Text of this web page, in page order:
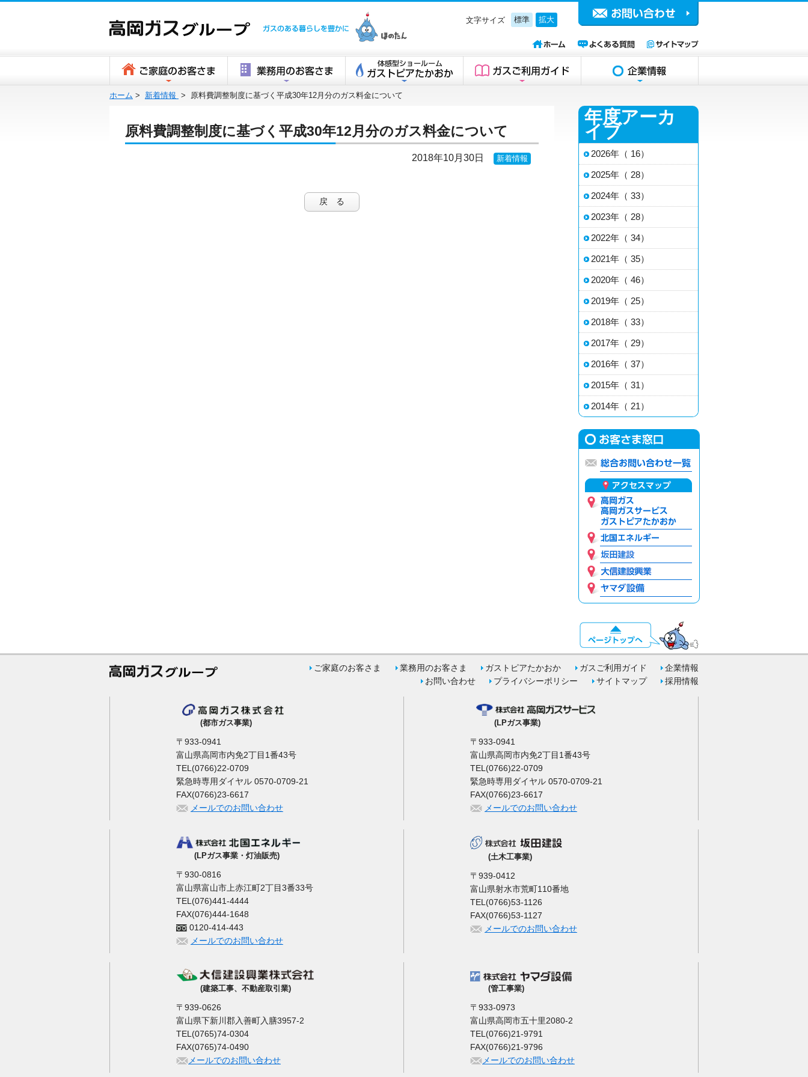
高岡ガスグループ
拡大
標準
文字サイズ
ホーム > 新着情報 > 原料費調整制度に基づく平成30年12月分のガス料金について
原料費調整制度に基づく平成30年12月分のガス料金について
2018年10月30日 新着情報
戻 る
年度アーカ
イブ
2026年（ 16）
2025年（ 28）
2024年（ 33）
2023年（ 28）
2022年（ 34）
2021年（ 35）
2020年（ 46）
2019年（ 25）
2018年（ 33）
2017年（ 29）
2016年（ 37）
2015年（ 31）
2014年（ 21）
ご家庭のお客さま 業務用のお客さま ガストピアたかおか ガスご利用ガイド
企業情報
お問い合わせ
プライバシーポリシー サイトマップ 採用情報
(都市ガス事業)
〒933-0941
富山県高岡市内免2丁目1番43号
TEL(0766)22-0709
緊急時専用ダイヤル 0570-0709-21
FAX(0766)23-6617
メールでのお問い合わせ
(LPガス事業)
〒933-0941
富山県高岡市内免2丁目1番43号
TEL(0766)22-0709
緊急時専用ダイヤル 0570-0709-21
FAX(0766)23-6617
メールでのお問い合わせ
(LPガス事業・灯油販売)
〒930-0816
富山県富山市上赤江町2丁目3番33号
TEL(076)441-4444
FAX(076)444-1648
0120-414-443
メールでのお問い合わせ
(土木工事業)
〒939-0412
富山県射水市荒町110番地
TEL(0766)53-1126
FAX(0766)53-1127
メールでのお問い合わせ
(建築工事、不動産取引業)
〒939-0626
富山県下新川郡入善町入膳3957-2
TEL(0765)74-0304
FAX(0765)74-0490
メールでのお問い合わせ
(管工事業)
〒933-0973
富山県高岡市五十里2080-2
TEL(0766)21-9791
FAX(0766)21-9796
メールでのお問い合わせ